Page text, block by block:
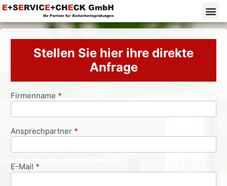
Stellen Sie hier ihre direkte
Anfrage
Anfrageformular
Firmenname *
Ansprechpartner *
E-Mail *